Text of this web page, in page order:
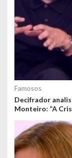
Famosos
Decifrador
Monteiro: “A